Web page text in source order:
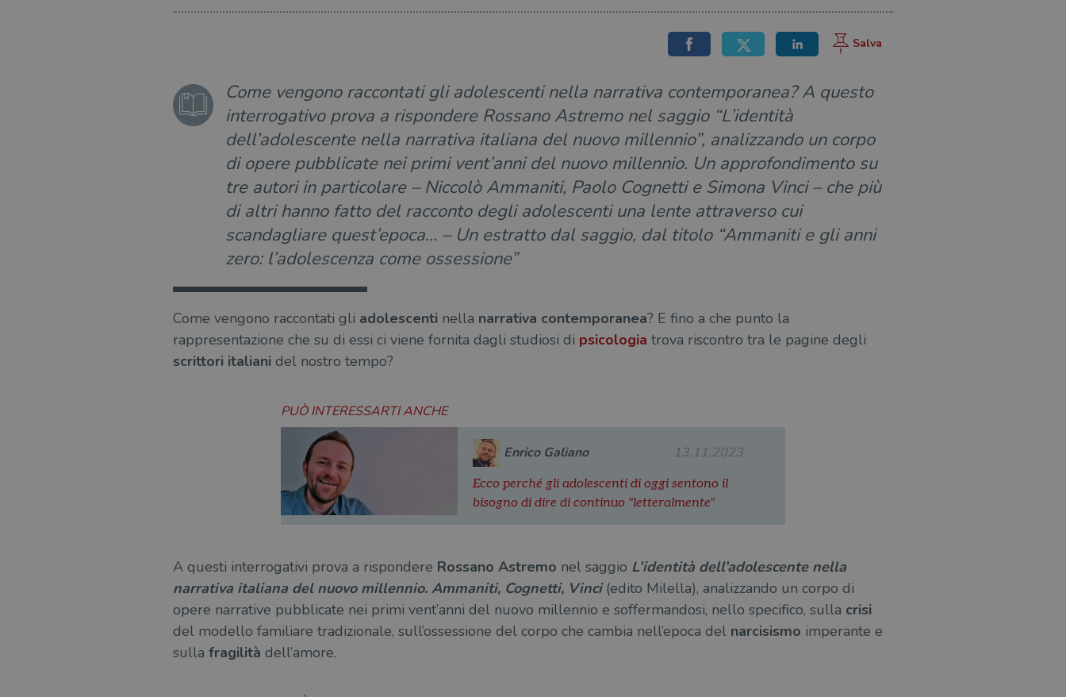
Come vengono raccontati gli adolescenti nella narrativa contemporanea? A questo
interrogativo prova a rispondere Rossano Astremo nel saggio “L’identità
dell’adolescente nella narrativa italiana del nuovo millennio”, analizzando un corpo
di opere pubblicate nei primi vent’anni del nuovo millennio. Un approfondimento su
tre autori in particolare – Niccolò Ammaniti, Paolo Cognetti e Simona Vinci – che più
di altri hanno fatto del racconto degli adolescenti una lente attraverso cui
scandagliare quest’epoca… – Un estratto dal saggio, dal titolo “Ammaniti e gli anni
zero: l’adolescenza come ossessione”
Come vengono raccontati gli adolescentinella narrativa contemporanea? E fino a che punto la
rappresentazione che su di essi ci viene fornita dagli studiosi di psicologia trova riscontro tra le pagine degli
scrittori italianidel nostro tempo?
PUÒ INTERESSARTI ANCHE
Enrico Galiano 13.11.2023
Ecco perché gli adolescenti di oggi sentono il
bisogno di dire di continuo "letteralmente"
A questi interrogativi prova a rispondere Rossano Astremo nel saggio L’identità dell’adolescente nella
narrativa italiana del nuovo millennio. Ammaniti, Cognetti, Vinci(edito Milella), analizzando un corpo di
opere narrative pubblicate nei primi vent’anni del nuovo millennio e soffermandosi, nello specifico, sulla crisi
del modello familiare tradizionale, sull’ossessione del corpo che cambia nell’epoca del narcisismo imperante e
sulla fragilità dell’amore.